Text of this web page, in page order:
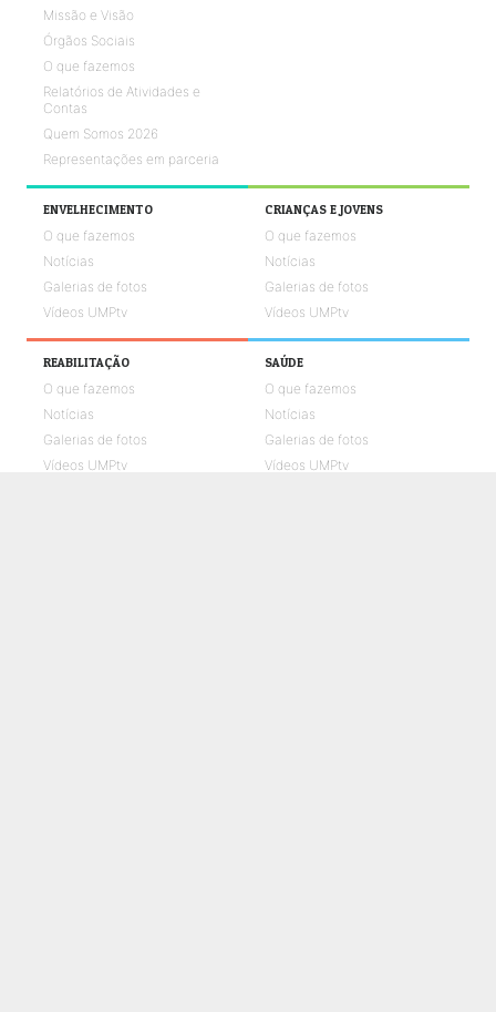
Missão e Visão
Órgãos Sociais
O que fazemos
Relatórios de Atividades e
Contas
Quem Somos 2026
Representações em parceria
ENVELHECIMENTO
O que fazemos
Notícias
Galerias de fotos
Vídeos UMPtv
CRIANÇAS E JOVENS
O que fazemos
Notícias
Galerias de fotos
Vídeos UMPtv
REABILITAÇÃO
O que fazemos
Notícias
Galerias de fotos
Vídeos UMPtv
SAÚDE
O que fazemos
Notícias
Galerias de fotos
Vídeos UMPtv